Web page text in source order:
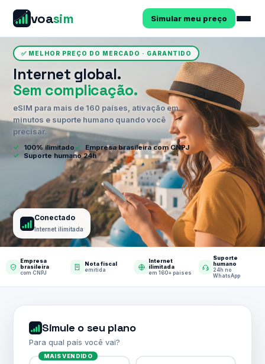
voasim Simular meu preço
✅ MELHOR PREÇO DO MERCADO · GARANTIDO
Internet global.
Sem complicação.
eSIM para mais de 160 países, ativação em
minutos e suporte humano quando você
precisar.
✓ 100% ilimitado✓
Empresa brasileira com CNPJ
✓
Suporte humano 24h
Conectado
Internet ilimitada
Empresa
brasileira
com CNPJ
Nota fiscal
emitida
Internet
ilimitada
em 160+ países
Suporte
humano
24h no
WhatsApp
Simule o seu plano
Para qual país você vai?
MAIS VENDIDO